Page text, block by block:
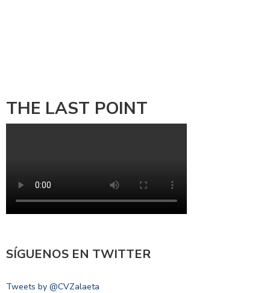
THE LAST POINT
SÍGUENOS EN TWITTER
Tweets by @CVZalaeta